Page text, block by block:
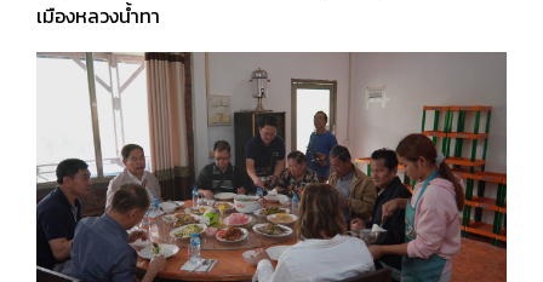
เมืองหลวงน้ำทา